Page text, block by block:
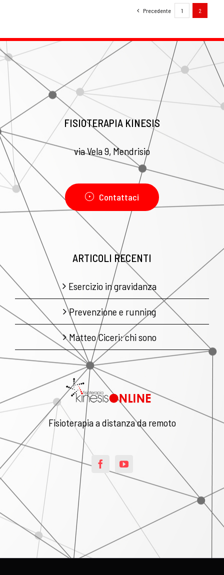
Precedente 1 2
FISIOTERAPIA KINESIS
via Vela 9, Mendrisio
Contattaci
ARTICOLI RECENTI
Esercizio in gravidanza
Prevenzione e running
Matteo Ciceri: chi sono
Fisioterapia a distanza da remoto